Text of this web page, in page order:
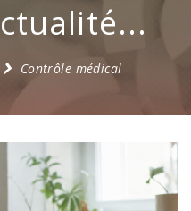
Contrôle médical